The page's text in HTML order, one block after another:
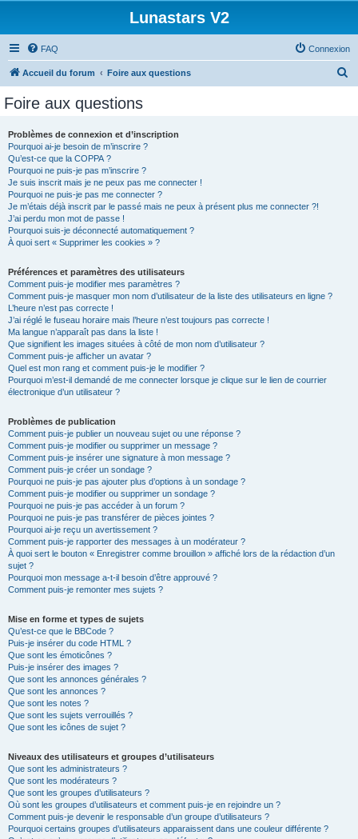
Lunastars V2
FAQ Connexion
Accueil du forum Foire aux questions
Foire aux questions
Problèmes de connexion et d’inscription
Pourquoi ai-je besoin de m’inscrire ?
Qu’est-ce que la COPPA ?
Pourquoi ne puis-je pas m’inscrire ?
Je suis inscrit mais je ne peux pas me connecter !
Pourquoi ne puis-je pas me connecter ?
Je m’étais déjà inscrit par le passé mais ne peux à présent plus me connecter ?!
J’ai perdu mon mot de passe !
Pourquoi suis-je déconnecté automatiquement ?
À quoi sert « Supprimer les cookies » ?
Préférences et paramètres des utilisateurs
Comment puis-je modifier mes paramètres ?
Comment puis-je masquer mon nom d’utilisateur de la liste des utilisateurs en ligne ?
L’heure n’est pas correcte !
J’ai réglé le fuseau horaire mais l’heure n’est toujours pas correcte !
Ma langue n’apparaît pas dans la liste !
Que signifient les images situées à côté de mon nom d’utilisateur ?
Comment puis-je afficher un avatar ?
Quel est mon rang et comment puis-je le modifier ?
Pourquoi m’est-il demandé de me connecter lorsque je clique sur le lien de courrier
électronique d’un utilisateur ?
Problèmes de publication
Comment puis-je publier un nouveau sujet ou une réponse ?
Comment puis-je modifier ou supprimer un message ?
Comment puis-je insérer une signature à mon message ?
Comment puis-je créer un sondage ?
Pourquoi ne puis-je pas ajouter plus d’options à un sondage ?
Comment puis-je modifier ou supprimer un sondage ?
Pourquoi ne puis-je pas accéder à un forum ?
Pourquoi ne puis-je pas transférer de pièces jointes ?
Pourquoi ai-je reçu un avertissement ?
Comment puis-je rapporter des messages à un modérateur ?
À quoi sert le bouton « Enregistrer comme brouillon » affiché lors de la rédaction d’un
sujet ?
Pourquoi mon message a-t-il besoin d’être approuvé ?
Comment puis-je remonter mes sujets ?
Mise en forme et types de sujets
Qu’est-ce que le BBCode ?
Puis-je insérer du code HTML ?
Que sont les émoticônes ?
Puis-je insérer des images ?
Que sont les annonces générales ?
Que sont les annonces ?
Que sont les notes ?
Que sont les sujets verrouillés ?
Que sont les icônes de sujet ?
Niveaux des utilisateurs et groupes d’utilisateurs
Que sont les administrateurs ?
Que sont les modérateurs ?
Que sont les groupes d’utilisateurs ?
Où sont les groupes d’utilisateurs et comment puis-je en rejoindre un ?
Comment puis-je devenir le responsable d’un groupe d’utilisateurs ?
Pourquoi certains groupes d’utilisateurs apparaissent dans une couleur différente ?